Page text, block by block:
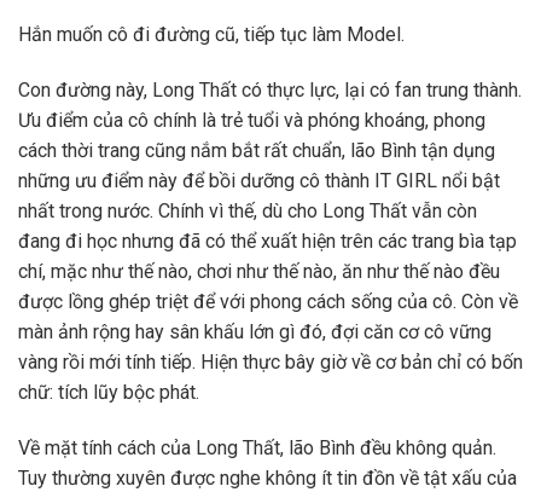
Hắn muốn cô đi đường cũ, tiếp tục làm Model.
Con đường này, Long Thất có thực lực, lại có fan trung thành.
Ưu điểm của cô chính là trẻ tuổi và phóng khoáng, phong
cách thời trang cũng nắm bắt rất chuẩn, lão Bình tận dụng
những ưu điểm này để bồi dưỡng cô thành IT GIRL nổi bật
nhất trong nước. Chính vì thế, dù cho Long Thất vẫn còn
đang đi học nhưng đã có thể xuất hiện trên các trang bìa tạp
chí, mặc như thế nào, chơi như thế nào, ăn như thế nào đều
được lồng ghép triệt để với phong cách sống của cô. Còn về
màn ảnh rộng hay sân khấu lớn gì đó, đợi căn cơ cô vững
vàng rồi mới tính tiếp. Hiện thực bây giờ về cơ bản chỉ có bốn
chữ: tích lũy bộc phát.
Về mặt tính cách của Long Thất, lão Bình đều không quản.
Tuy thường xuyên được nghe không ít tin đồn về tật xấu của